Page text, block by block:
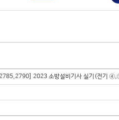
2023 소방설비기사 실기(전기